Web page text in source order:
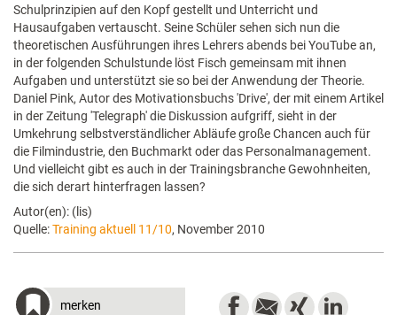
Schulprinzipien auf den Kopf gestellt und Unterricht und
Hausaufgaben vertauscht. Seine Schüler sehen sich nun die
theoretischen Ausführungen ihres Lehrers abends bei YouTube an,
in der folgenden Schulstunde löst Fisch gemeinsam mit ihnen
Aufgaben und unterstützt sie so bei der Anwendung der Theorie.
Daniel Pink, Autor des Motivationsbuchs 'Drive', der mit einem Artikel
in der Zeitung 'Telegraph' die Diskussion aufgriff, sieht in der
Umkehrung selbstverständlicher Abläufe große Chancen auch für
die Filmindustrie, den Buchmarkt oder das Personalmanagement.
Und vielleicht gibt es auch in der Trainingsbranche Gewohnheiten,
die sich derart hinterfragen lassen?
Autor(en): (lis)
Quelle:Training aktuell 11/10, November 2010
merken